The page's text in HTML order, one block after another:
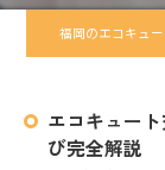
エコキュー
び完全解説